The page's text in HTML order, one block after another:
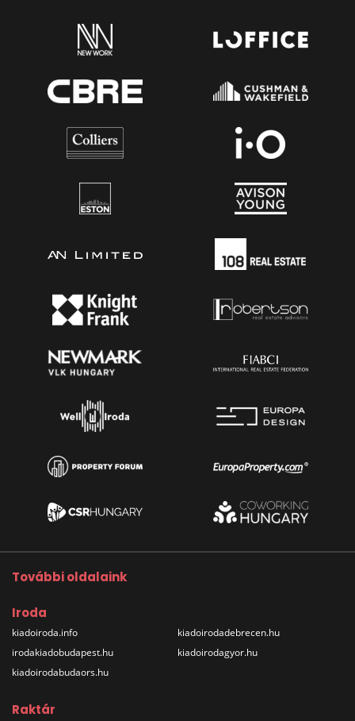
További oldalaink
Iroda
kiadoiroda.info
irodakiadobudapest.hu
kiadoirodabudaors.hu
kiadoirodadebrecen.hu
kiadoirodagyor.hu
Raktár